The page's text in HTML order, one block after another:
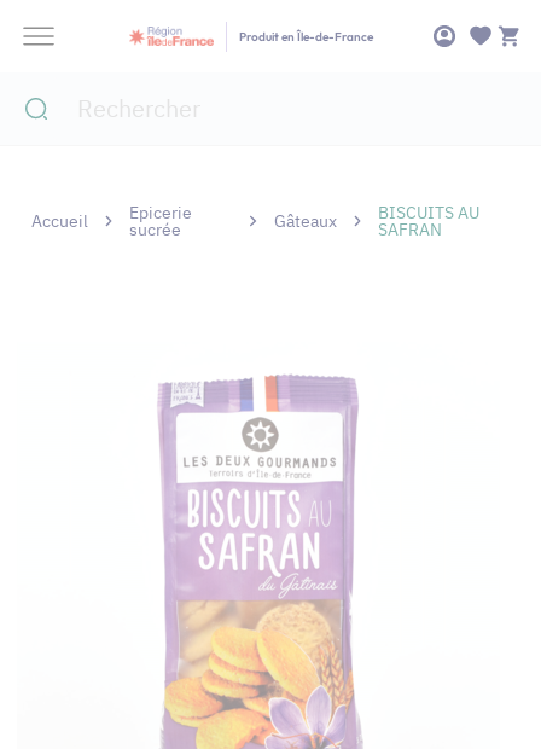
Produit en Île-de-France
Accueil Epicerie
sucrée Gâteaux BISCUITS AU
SAFRAN